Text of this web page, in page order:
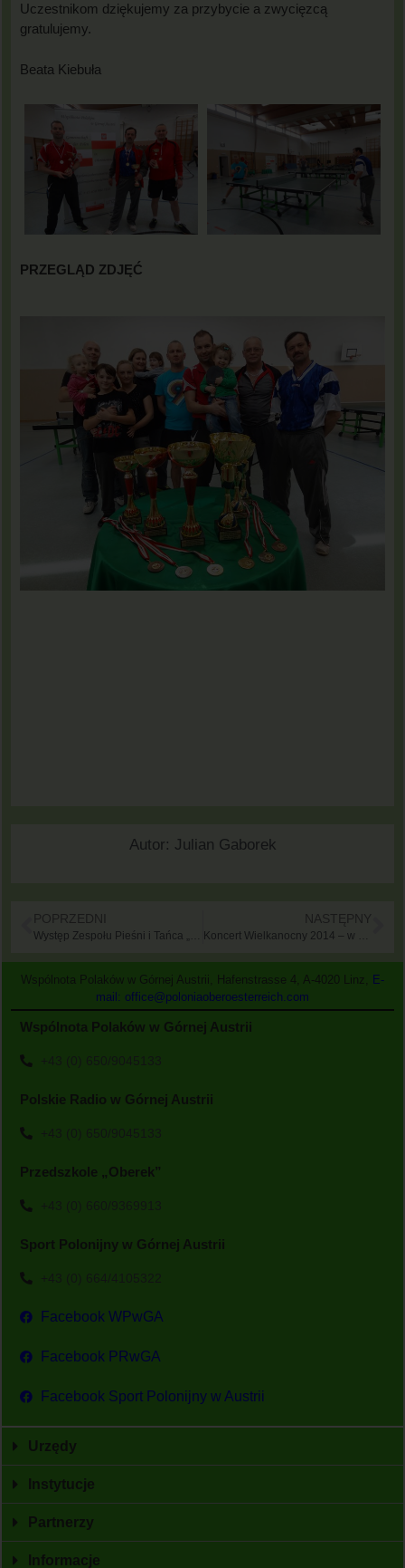
Uczestnikom dziękujemy za przybycie a zwycięzcą
gratulujemy.
Beata Kiebuła
PRZEGLĄD ZDJĘĆ
Autor: Julian Gaborek
POPRZEDNI NASTĘPNY
Wspólnota Polaków w Górnej Austrii, Hafenstrasse 4, A-4020 Linz, E-
mail: office@poloniaoberoesterreich.com
Wspólnota Polaków w Górnej Austrii
+43 (0) 650/9045133
Polskie Radio w Górnej Austrii
+43 (0) 650/9045133
Przedszkole „Oberek”
+43 (0) 660/9369913
Sport Polonijny w Górnej Austrii
+43 (0) 664/4105322
Facebook WPwGA
Facebook PRwGA
Facebook Sport Polonijny w Austrii
Urzędy
Instytucje
Partnerzy
Informacje